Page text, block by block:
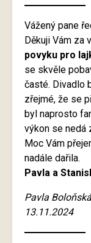
Vážený pane
Děkuji Vám za
povyku pro
se skvěle
časté. Divadlo
zřejmé, že se
byl naprosto
výkon se nedá
Moc Vám
nadále dařila.
Pavla a
Pavla Boloňská
13.11.2024